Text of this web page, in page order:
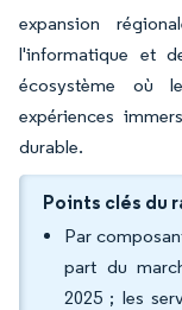
expansion
l'informatique et
écosystème où
expériences
durable.
Points clés du
Par
part du
2025 ; les